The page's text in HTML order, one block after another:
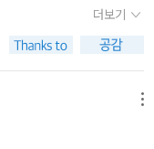
면 남의 책임을 자신
겠습니까. *출판사에
작성한 후기입니다.
가온다. 책은 깊이 있는
내 독자들을 괴롭힌
도
자의 얼굴을 한 번도 본
때 부유한 집에서 태
심한 성격 탓에 하고 싶
을 맞추는 것이 자신
추고 산다.​나조차도 움
더보기